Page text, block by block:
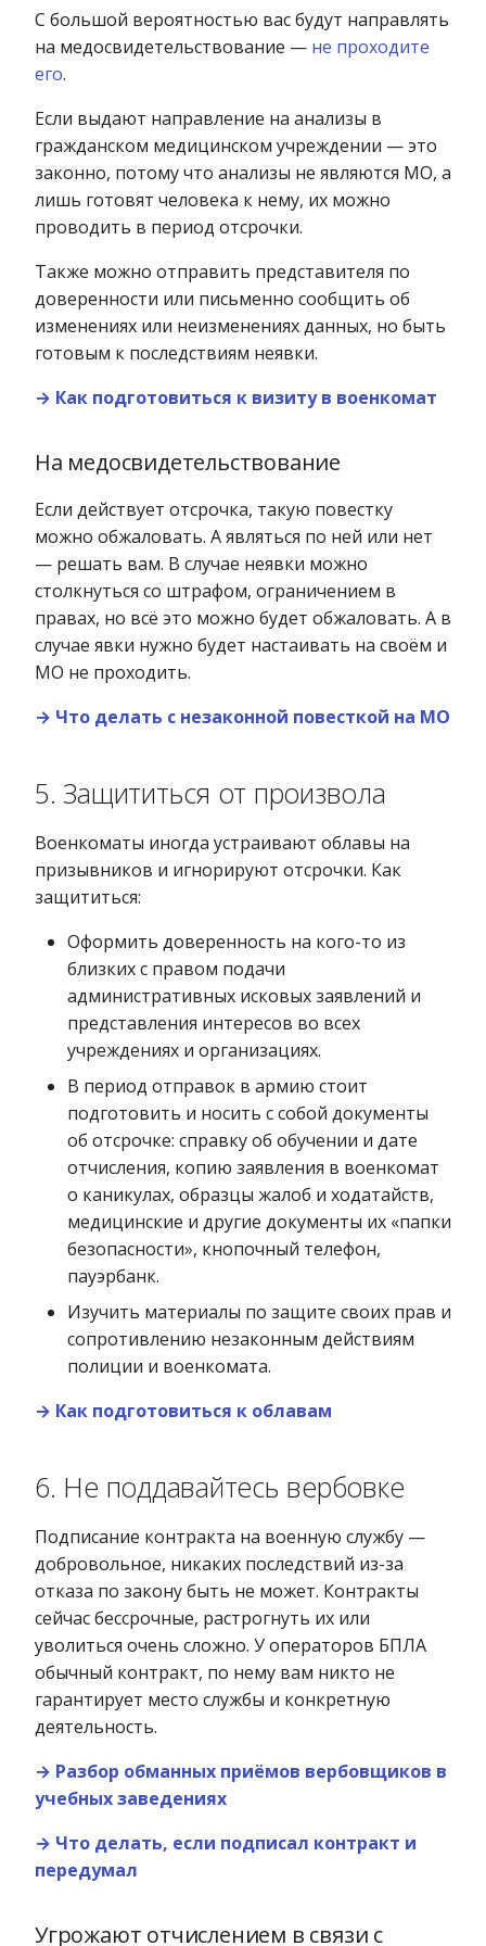
С большой вероятностью вас будут направлять
на медосвидетельствование — не проходите
его.
Если выдают направление на анализы в
гражданском медицинском учреждении — это
законно, потому что анализы не являются МО, а
лишь готовят человека к нему, их можно
проводить в период отсрочки.
Также можно отправить представителя по
доверенности или письменно сообщить об
изменениях или неизменениях данных, но быть
готовым к последствиям неявки.
→ Как подготовиться к визиту в военкомат
На медосвидетельствование
Если действует отсрочка, такую повестку
можно обжаловать. А являться по ней или нет
— решать вам. В случае неявки можно
столкнуться со штрафом, ограничением в
правах, но всё это можно будет обжаловать. А в
случае явки нужно будет настаивать на своём и
МО не проходить.
→ Что делать с незаконной повесткой на МО
5. Защититься от произвола
Военкоматы иногда устраивают облавы на
призывников и игнорируют отсрочки. Как
защититься:
Оформить доверенность на кого-то из
близких с правом подачи
административных исковых заявлений и
представления интересов во всех
учреждениях и организациях.
В период отправок в армию стоит
подготовить и носить с собой документы
об отсрочке: справку об обучении и дате
отчисления, копию заявления в военкомат
о каникулах, образцы жалоб и ходатайств,
медицинские и другие документы их «папки
безопасности», кнопочный телефон,
пауэрбанк.
Изучить материалы по защите своих прав и
сопротивлению незаконным действиям
полиции и военкомата.
→ Как подготовиться к облавам
6. Не поддавайтесь вербовке
Подписание контракта на военную службу —
добровольное, никаких последствий из-за
отказа по закону быть не может. Контракты
сейчас бессрочные, растрогнуть их или
уволиться очень сложно. У операторов БПЛА
обычный контракт, по нему вам никто не
гарантирует место службы и конкретную
деятельность.
→ Разбор обманных приёмов вербовщиков в
учебных заведениях
→ Что делать, если подписал контракт и
передумал
Угрожают отчислением в связи с